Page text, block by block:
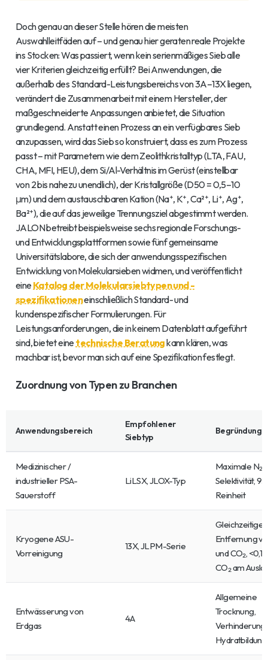
Doch genau an dieser Stelle hören die meisten
Auswahlleitfäden auf – und genau hier geraten reale Projekte
ins Stocken: Was passiert, wenn kein serienmäßiges Sieb alle
vier Kriterien gleichzeitig erfüllt? Bei Anwendungen, die
außerhalb des Standard-Leistungsbereichs von 3A–13X liegen,
verändert die Zusammenarbeit mit einem Hersteller, der
maßgeschneiderte Anpassungen anbietet, die Situation
grundlegend. Anstatt einen Prozess an ein verfügbares Sieb
anzupassen, wird das Sieb so konstruiert, dass es zum Prozess
passt – mit Parametern wie dem Zeolithkristalltyp (LTA, FAU,
CHA, MFI, HEU), dem Si/Al-Verhältnis im Gerüst (einstellbar
von 2 bis nahezu unendlich), der Kristallgröße (D50 = 0,5–10
μm) und dem austauschbaren Kation (Na⁺, K⁺, Ca²⁺, Li⁺, Ag⁺,
Ba²⁺), die auf das jeweilige Trennungsziel abgestimmt werden.
JALON betreibt beispielsweise sechs regionale Forschungs-
und Entwicklungsplattformen sowie fünf gemeinsame
Universitätslabore, die sich der anwendungsspezifischen
Entwicklung von Molekularsieben widmen, und veröffentlicht
eineKatalog der Molekularsiebtypen und -
spezifikationeneinschließlich Standard- und
kundenspezifischer Formulierungen. Für
Leistungsanforderungen, die in keinem Datenblatt aufgeführt
sind, bietet einetechnische Beratungkann klären, was
machbar ist, bevor man sich auf eine Spezifikation festlegt.
Zuordnung von Typen zu Branchen
Anwendungsbereich
Empfohlener
Siebtyp
Begründung
Medizinischer /
industrieller PSA-
Sauerstoff
LiLSX, JLOX-Typ
Maximale N₂/
Selektivität,
Reinheit
Kryogene ASU-
Vorreinigung
13X, JLPM-Serie
Gleichzeitige
Entfernung
und CO₂, <0,1
CO₂ am
Entwässerung von
Erdgas
4A
Allgemeine
Trocknung,
Verhinderung
Hydratbildung